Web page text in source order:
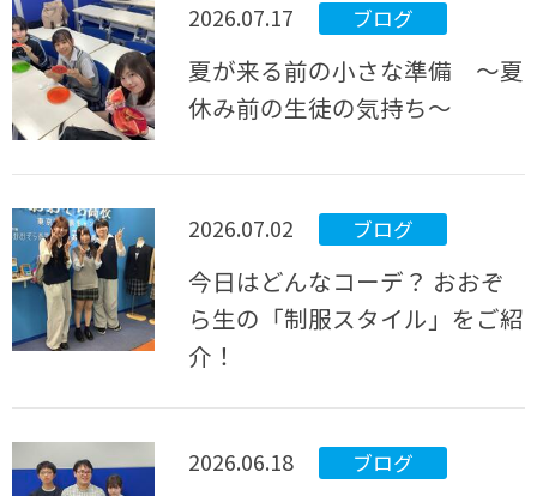
2026.07.17 ブログ
夏が来る前の小さな準備 ～夏
休み前の生徒の気持ち～
2026.07.02 ブログ
今日はどんなコーデ？ おおぞ
ら生の「制服スタイル」をご紹
介！
2026.06.18 ブログ